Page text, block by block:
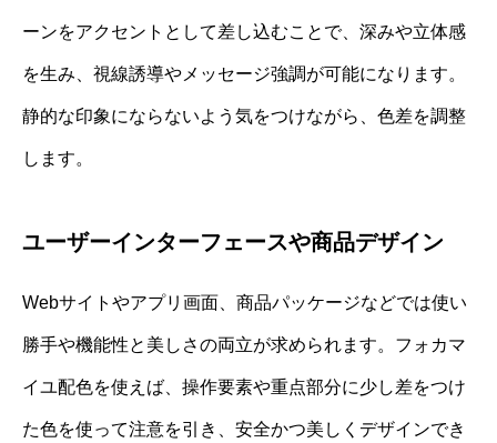
ーンをアクセントとして差し込むことで、深みや立体感
を生み、視線誘導やメッセージ強調が可能になります。
静的な印象にならないよう気をつけながら、色差を調整
します。
ユーザーインターフェースや商品デザイン
Webサイトやアプリ画面、商品パッケージなどでは使い
勝手や機能性と美しさの両立が求められます。フォカマ
イユ配色を使えば、操作要素や重点部分に少し差をつけ
た色を使って注意を引き、安全かつ美しくデザインでき